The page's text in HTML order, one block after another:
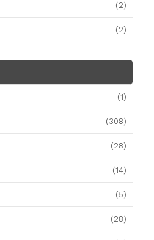
(2)
(2)
(1)
(308)
(28)
(14)
(5)
(28)